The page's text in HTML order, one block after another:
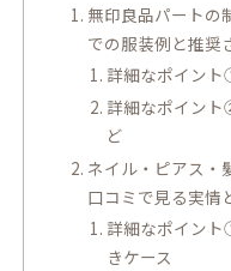
無印良品パートの
での服装例と推奨
詳細なポイン
詳細なポイン
ど
ネイル・ピアス・
口コミで見る実情
詳細なポイント
きケース